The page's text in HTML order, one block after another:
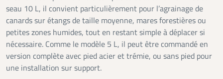
seau 10 L, il convient particulièrement pour l’agrainage de
canards sur étangs de taille moyenne, mares forestières ou
petites zones humides, tout en restant simple à déplacer si
nécessaire. Comme le modèle 5 L, il peut être commandé en
version complète avec pied acier et trémie, ou sans pied pour
une installation sur support.